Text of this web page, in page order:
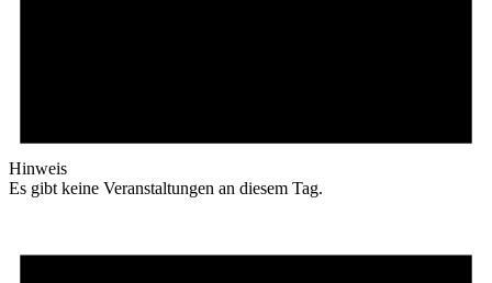
Hinweis
Es gibt keine Veranstaltungen an diesem Tag.